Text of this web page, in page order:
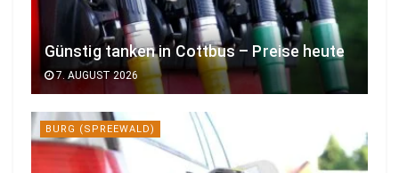
Günstig tanken in Cottbus – Preise heute
7. AUGUST 2026
BURG (SPREEWALD)